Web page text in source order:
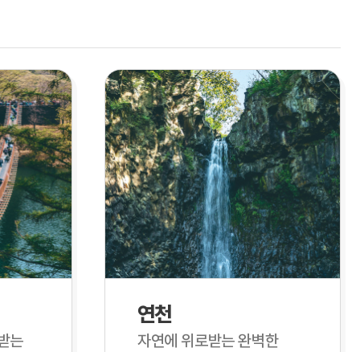
는
연천
자연에 위로받는 완벽한